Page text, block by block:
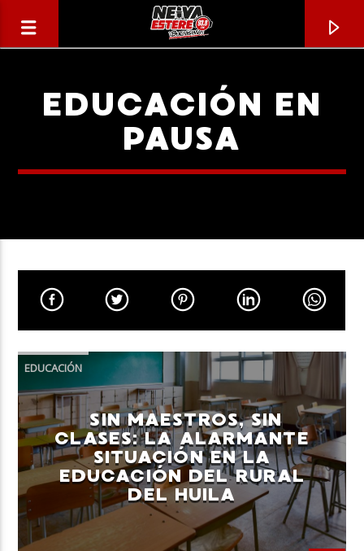
CANCIÓN ACTUAL
TÍTULO
ARTISTA
Neiva Estereo
EDUCACIÓN EN
PAUSA
EDUCACIÓN
SIN MAESTROS, SIN
CLASES: LA ALARMANTE
SITUACIÓN EN LA
EDUCACIÓN DEL RURAL
DEL HUILA